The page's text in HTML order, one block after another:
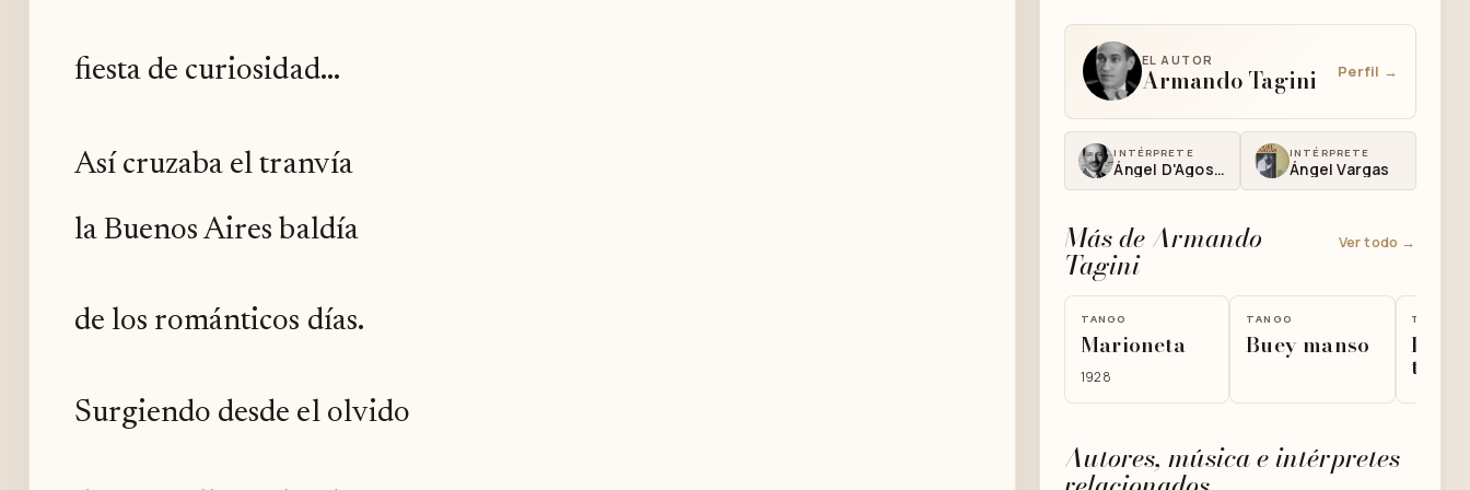
fiesta de curiosidad...
Así cruzaba el tranvía
la Buenos Aires baldía
de los románticos días.
Surgiendo desde el olvido
EL AUTOR
Armando Tagini Perfil →
INTÉRPRETE
Ángel D'Agostino
INTÉRPRETE
Ángel Vargas
Más de Armando
Tagini
Ver todo →
TANGO
Marioneta
1928
TANGO
Buey manso
TANGO
tus
Autores, música e intérpretes